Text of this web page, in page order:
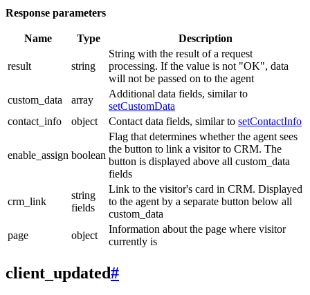
Response parameters
Name Type Description
result string
String with the result of a request
processing. If the value is not "OK", data
will not be passed on to the agent
custom_data
array
Additional data fields, similar to
setCustomData
contact_info
object Contact data fields, similar to setContactInfo
enable_assign boolean
Flag that determines whether the agent sees
the button to link a visitor to CRM. The
button is displayed above all custom_data
fields
crm_link
string
fields
Link to the visitor's card in CRM. Displayed
to the agent by a separate button below all
custom_data
page
object
Information about the page where visitor
currently is
client_updated#